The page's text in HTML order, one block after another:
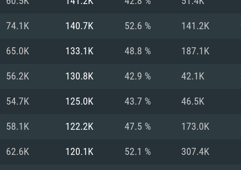
Resolução
superior
Memória: 16 GB ou
Placa Gráfica:
Nvidia GeForce
(Intel Xeon
Metal.
Processador: Core
Memória: 8 GB
Placa Gráfica:
suporte Metal.
Network: Internet
Disco: 60,2 GB
drivers mais
/ equivalentes
mínima
recentes (não mais
AMD (Radeon RX
Vulkan.
Network: Internet
74.1K 140.7K 52.6 % 141.2K
65.0K 133.1K 48.8 % 187.1K
56.2K 130.8K 42.9 % 42.1K
54.7K 125.0K 43.7 % 46.5K
58.1K 122.2K 47.5 % 173.0K
62.6K 120.1K 52.1 % 307.4K